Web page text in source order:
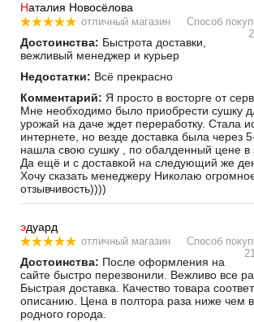
Наталия Новосёлова
отличный магазин
Способ
Достоинства: Быстрота доставки,
вежливый менеджер и курьер
Недостатки: Всё прекрасно
Комментарий: Я просто в восторге от
Мне необходимо было приобрести сушку
урожай на даче ждет переработку. Стала
интернете, но везде доставка была через
нашла свою сушку , по обалденный цене в
Да ещё и с доставкой на следующий же
Хочу сказать менеджеру Николаю
отзывчивость))))
эдуард
отличный магазин
Способ
Достоинства: После оформления на
сайте быстро перезвонили. Вежливо все
Быстрая доставка. Качество товара
описанию. Цена в полтора раза ниже чем
родного города.